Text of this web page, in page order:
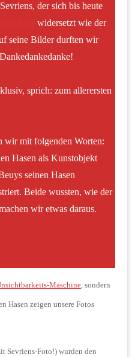
der sich bis heute
widersetzt wie der
seine Bilder durften wir
sprich: zum allerersten
wir mit folgenden Worten:
Hasen als Kunstobjekt
seinen Hasen
Beide wussten, wie der
wir etwas daraus.
Maschine, sondern
Hasen zeigen unsere Fotos
Sevriens-Foto!) wurden den